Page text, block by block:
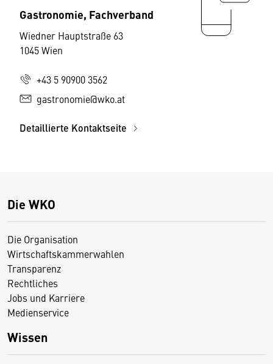
Gastronomie, Fachverband
Wiedner Hauptstraße 63
1045 Wien
+43 5 90900 3562
gastronomie@wko.at
Detaillierte Kontaktseite
Die WKO
Die Organisation
Wirtschaftskammerwahlen
Transparenz
Rechtliches
Jobs und Karriere
Medienservice
Wissen